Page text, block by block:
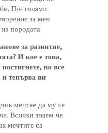
По- голямо
за мен
породата.
за развитие,
И кое е това,
но все
и тепърва ви
мечтае да му се
Всички знаем че
мечтите са